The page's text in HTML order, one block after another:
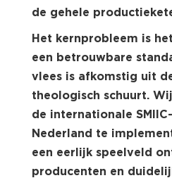
de gehele
Het kernprobleem is
een betrouwbare
vlees is afkomstig uit
theologisch schuurt.
de internationale
Nederland te
een eerlijk speelveld
producenten en